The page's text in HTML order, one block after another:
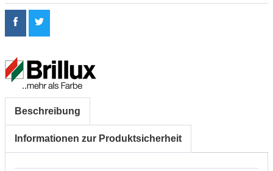
Beschreibung
Informationen zur Produktsicherheit